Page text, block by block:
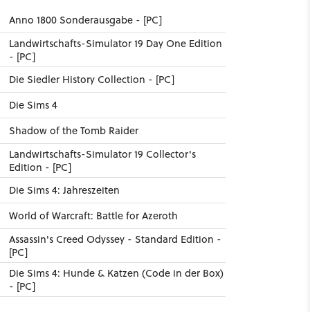
Anno 1800 Sonderausgabe - [PC]
Landwirtschafts-Simulator 19 Day One Edition
- [PC]
Die Siedler History Collection - [PC]
Die Sims 4
Shadow of the Tomb Raider
Landwirtschafts-Simulator 19 Collector's
Edition - [PC]
Die Sims 4: Jahreszeiten
World of Warcraft: Battle for Azeroth
Assassin's Creed Odyssey - Standard Edition -
[PC]
Die Sims 4: Hunde & Katzen (Code in der Box)
- [PC]